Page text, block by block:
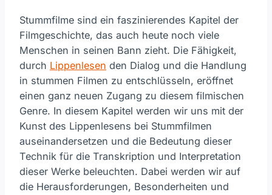
Stummfilme sind ein faszinierendes Kapitel der
Filmgeschichte, das auch heute noch viele
Menschen in seinen Bann zieht. Die Fähigkeit,
durch Lippenlesen den Dialog und die Handlung
in stummen Filmen zu entschlüsseln, eröffnet
einen ganz neuen Zugang zu diesem filmischen
Genre. In diesem Kapitel werden wir uns mit der
Kunst des Lippenlesens bei Stummfilmen
auseinandersetzen und die Bedeutung dieser
Technik für die Transkription und Interpretation
dieser Werke beleuchten. Dabei werden wir auf
die Herausforderungen, Besonderheiten und